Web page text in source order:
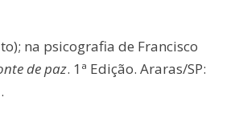
na psicografia de Francisco
de paz. 1ª Edição. Araras/SP: